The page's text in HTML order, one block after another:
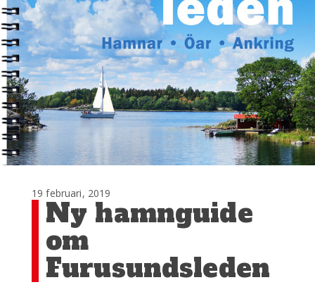
19 februari, 2019
Ny hamnguide
om
Furusundsleden